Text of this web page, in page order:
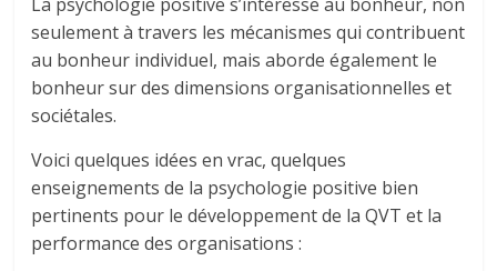
seulement à travers les mécanismes qui contribuent
au bonheur individuel, mais aborde également le
bonheur sur des dimensions organisationnelles et
sociétales.
Voici quelques idées en vrac, quelques
enseignements de la psychologie positive bien
pertinents pour le développement de la QVT et la
performance des organisations :